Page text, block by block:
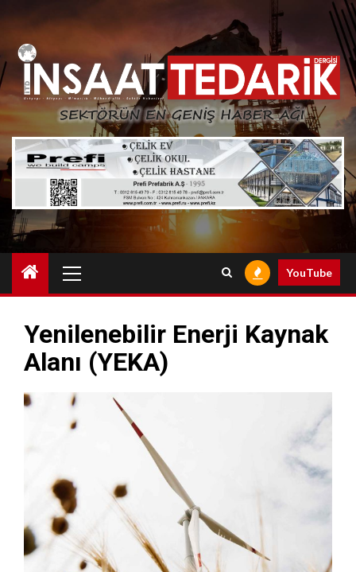
content
Menu
YouTube
Yenilenebilir Enerji Kaynak
Alanı (YEKA)